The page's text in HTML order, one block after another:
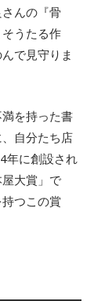
んの『骨
うたる作
で見守りま
を持った書
自分たち店
年に創設され
大賞」で
つこの賞